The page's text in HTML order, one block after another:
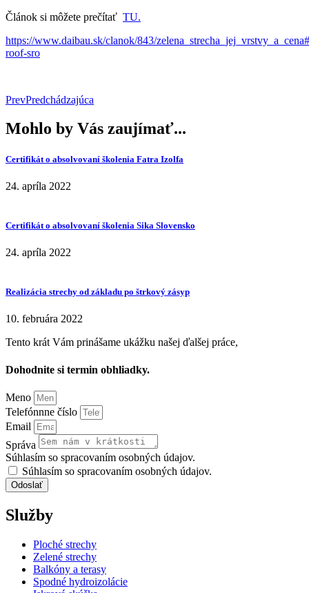
Článok si môžete prečítať TU.
https://www.daibau.sk/clanok/843/
roof-sro
PrevPredchádzajúca
Mohlo by Vás zaujímať...
Certifikát o absolvovaní školenia Fatra Izolfa
24. apríla 2022
Certifikát o absolvovaní školenia Sika Slovensko
24. apríla 2022
Realizácia strechy od základu po štrkový zásyp
10. februára 2022
Tento krát Vám prinášame ukážku našej ďalšej práce,
Dohodnite si termin obhliadky.
Meno
Telefónnne číslo
Email
Správa
Súhlasím so spracovaním osobných údajov.
Súhlasím so spracovaním osobných údajov.
Odoslať
Služby
Ploché strechy
Zelené strechy
Balkóny a terasy
Spodné hydroizolácie